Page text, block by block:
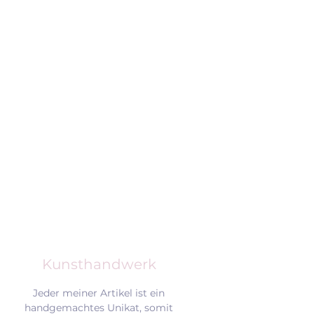
Kunsthandwerk
Jeder meiner Artikel ist ein
handgemachtes Unikat, somit